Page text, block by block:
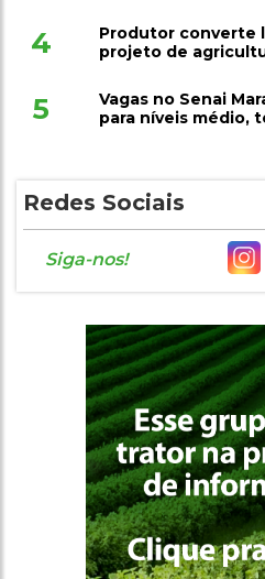
4
Produtor converte
projeto de
5
Vagas no Senai
para níveis médio,
Redes Sociais
Siga-nos!